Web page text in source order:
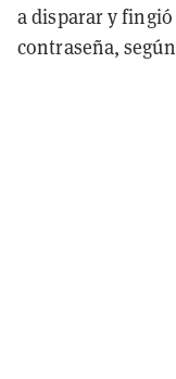
a disparar y
contraseña,